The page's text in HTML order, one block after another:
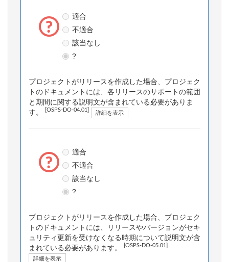
適合
不適合
該当なし
?
プロジェクトがリリースを作成した場合、プロジェク
トのドキュメントには、各リリースのサポートの範囲
と期間に関する説明文が含まれている必要がありま
す。
[OSPS-DO-04.01] 詳細を表示
適合
不適合
該当なし
?
プロジェクトがリリースを作成した場合、プロジェク
トのドキュメントには、リリースやバージョンがセキ
ュリティ更新を受けなくなる時期について説明文が含
まれている必要があります。
[OSPS-DO-05.01]
詳細を表示